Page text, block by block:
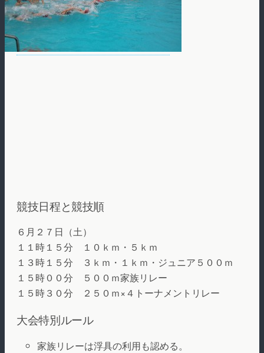
競技日程と競技順
６月２７日（土）
１１時１５分 １０ｋｍ・５ｋｍ
１３時１５分 ３ｋｍ・１ｋｍ・ジュニア５００ｍ
１５時００分 ５００ｍ家族リレー
１５時３０分 ２５０ｍ×４トーナメントリレー
大会特別ルール
家族リレーは浮具の利用も認める。